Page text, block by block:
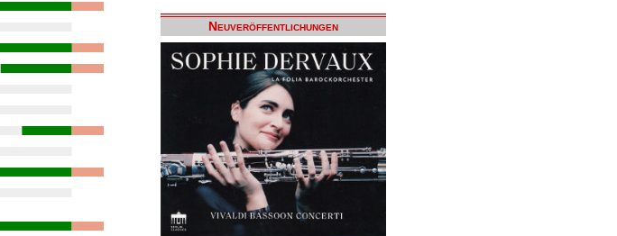
Neuveröffentlichungen